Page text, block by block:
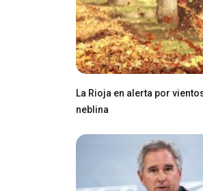
La Rioja en alerta por
neblina